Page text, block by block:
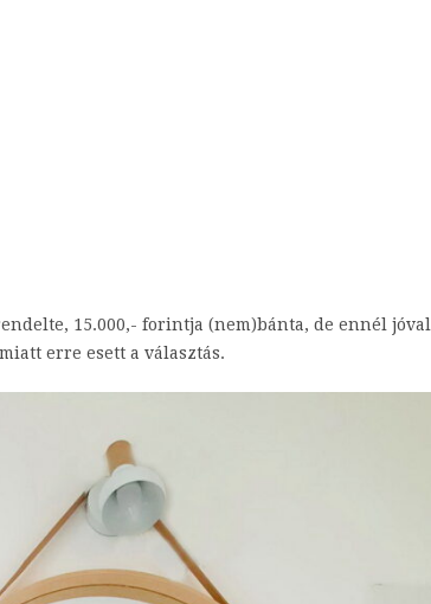
15.000,- forintja (nem)bánta, de ennél jóval
erre esett a választás.